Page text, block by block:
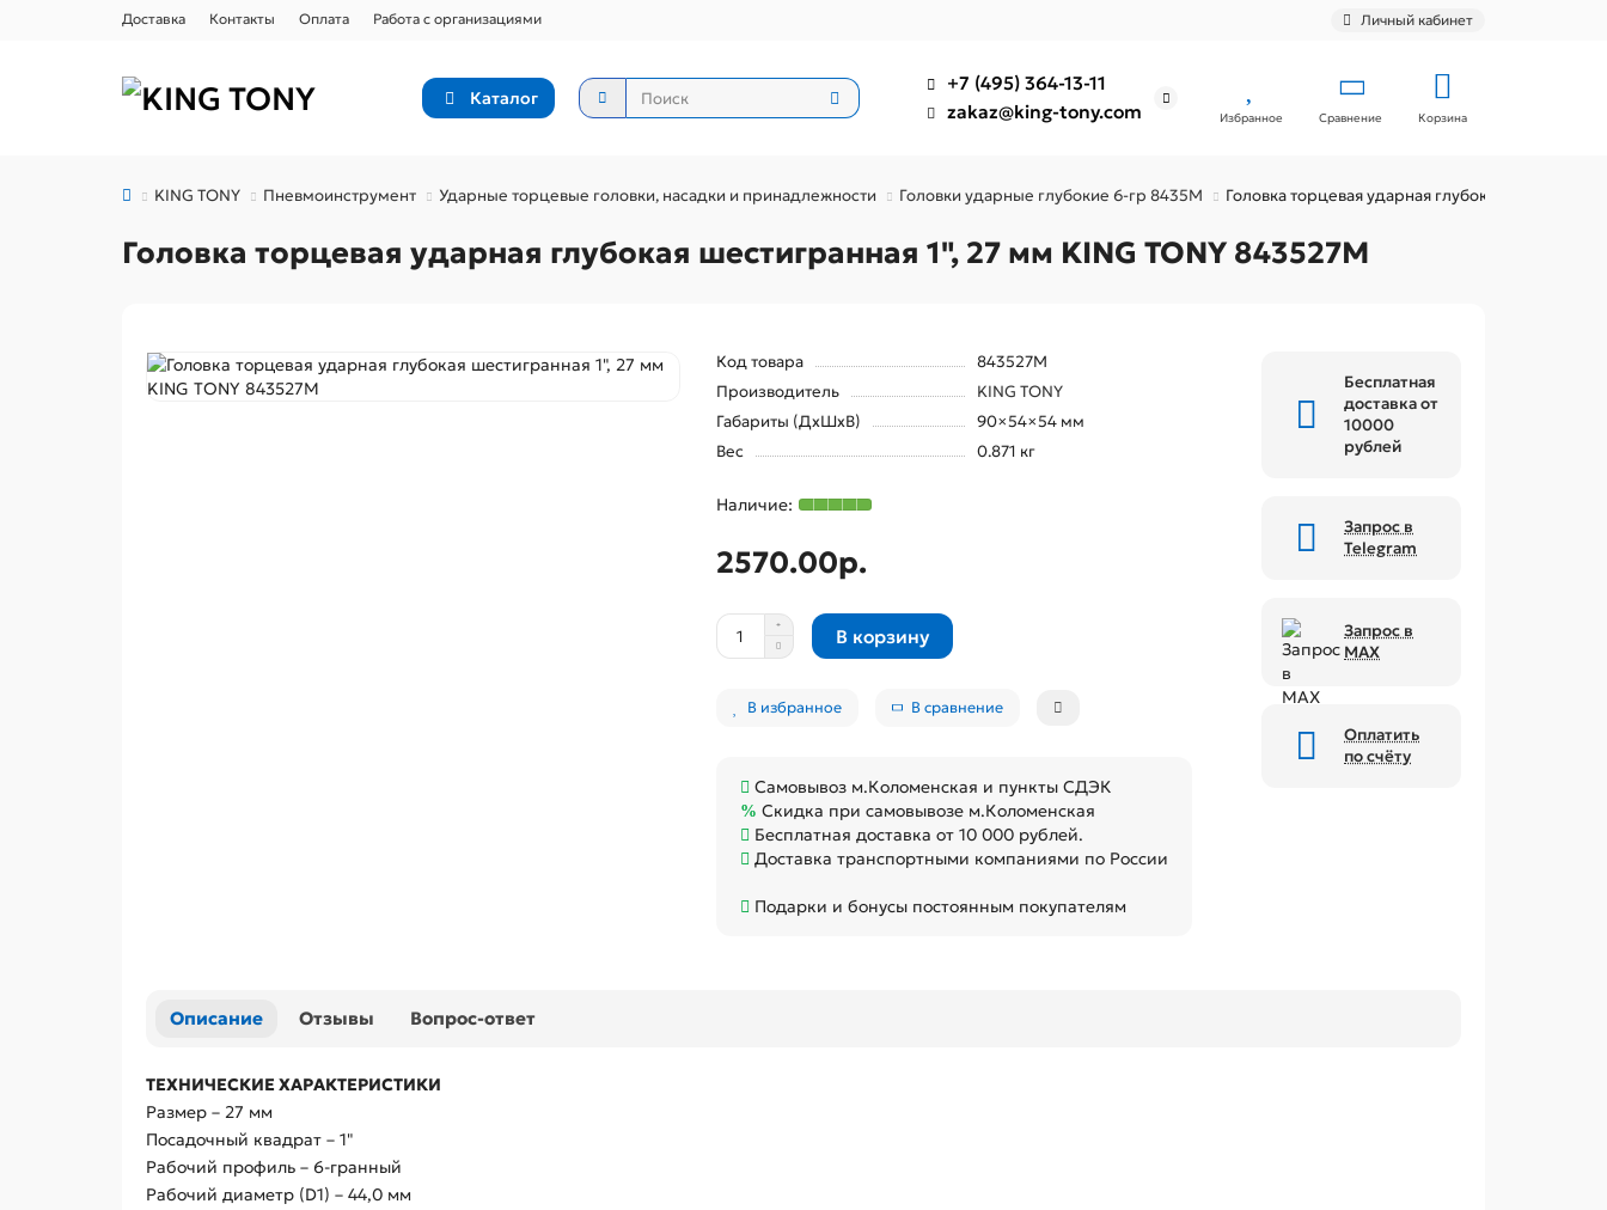
Доставка Контакты Оплата Работа с организациями Личный кабинет
Каталог
+7 (495) 364-13-11
zakaz@king-tony.com
Избранное Сравнение Корзина
KING TONY Пневмоинструмент Ударные торцевые головки, насадки и принадлежности Головки ударные глубокие 6-гр 8435M Головка торцевая ударная глубокая
Головка торцевая ударная глубокая шестигранная 1", 27 мм KING TONY 843527M
Код товара
843527M
Производитель
KING TONY
Габариты (ДхШхВ)
90×54×54 мм
Вес
0.871 кг
2570.00р.
В корзину
В избранное В сравнение
Самовывоз м.Коломенская и пункты СДЭК
Скидка при самовывозе м.Коломенская
Бесплатная доставка от 10 000 рублей.
Доставка транспортными компаниями по России
Подарки и бонусы постоянным покупателям
Бесплатная
доставка от
10000
рублей
Запрос в
Telegram
Запрос в
MAX
Оплатить
по счёту
Описание Отзывы Вопрос-ответ
ТЕХНИЧЕСКИЕ ХАРАКТЕРИСТИКИ
Размер – 27 мм
Посадочный квадрат – 1"
Рабочий профиль – 6-гранный
Рабочий диаметр (D1) – 44,0 мм